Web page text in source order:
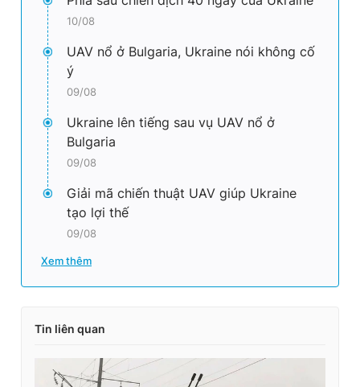
10/08
UAV nổ ở Bulgaria, Ukraine nói không cố
ý
09/08
Ukraine lên tiếng sau vụ UAV nổ ở
Bulgaria
09/08
Giải mã chiến thuật UAV giúp Ukraine
tạo lợi thế
09/08
Xem thêm
Tin liên quan